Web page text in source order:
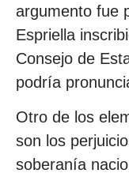
argumento fue
Espriella
Consejo de
podría
Otro de los
son los
soberanía